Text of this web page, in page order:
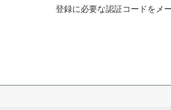
登録に必要な認証コードをメ